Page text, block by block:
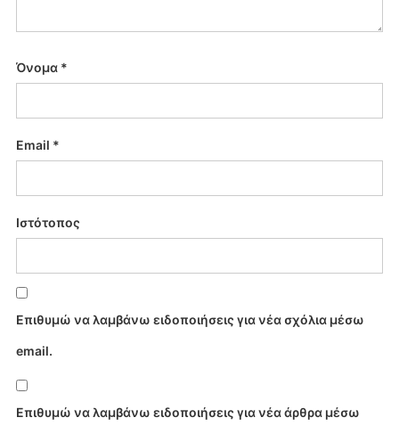
Όνομα *
Email *
Ιστότοπος
Επιθυμώ να λαμβάνω ειδοποιήσεις για νέα σχόλια μέσω
email.
Επιθυμώ να λαμβάνω ειδοποιήσεις για νέα άρθρα μέσω